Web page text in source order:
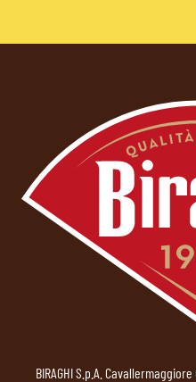
BIRAGHI S.p.A. Cavallermaggiore